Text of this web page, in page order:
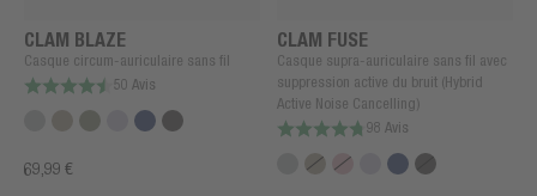
CLAM BLAZE
Casque circum-auriculaire sans fil
50 Avis
69,99 €
CLAM FUSE
Casque supra-auriculaire sans fil avec
suppression active du bruit (Hybrid
Active Noise Cancelling)
98 Avis